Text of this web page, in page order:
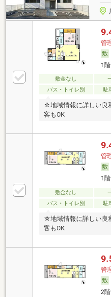
管
1
敷金なし
バス・トイレ別
駐
☆地域情報に詳しい良
客もOK
管
1
敷金なし
バス・トイレ別
駐
☆地域情報に詳しい良
客もOK
管
2